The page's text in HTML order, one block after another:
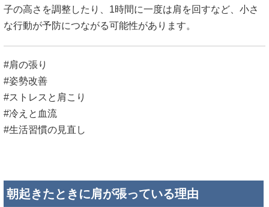
子の高さを調整したり、1時間に一度は肩を回すなど、小さ
な行動が予防につながる可能性があります。
#肩の張り
#姿勢改善
#ストレスと肩こり
#冷えと血流
#生活習慣の見直し
朝起きたときに肩が張っている理由